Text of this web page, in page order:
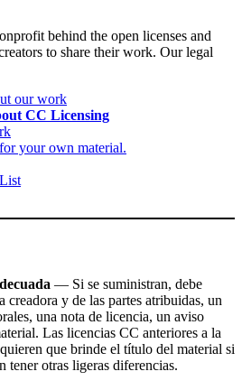
behind the open licenses and
to share their work. Our legal
our work
CC Licensing
your own material.
— Si se suministran, debe
creadora y de las partes atribuidas, un
una nota de licencia, un aviso
Las licencias CC anteriores a la
que brinde el título del material si
tener otras ligeras diferencias.